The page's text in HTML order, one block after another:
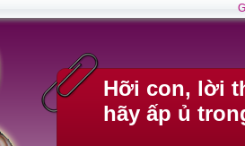
Hỡi con, lời
hãy ấp ủ